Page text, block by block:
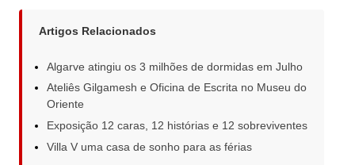
Artigos Relacionados
Algarve atingiu os 3 milhões de dormidas em Julho
Ateliês Gilgamesh e Oficina de Escrita no Museu do
Oriente
Exposição 12 caras, 12 histórias e 12 sobreviventes
Villa V uma casa de sonho para as férias